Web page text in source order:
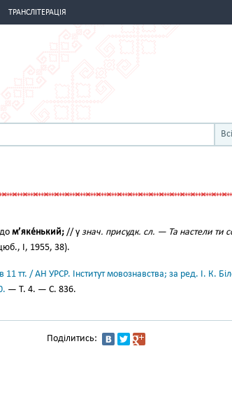
ТРАНСЛІТЕРАЦІЯ
м’яке́нький; // у знач. присудк. сл. — Та настели ти
І, 1955, 38).
11 тт. / АН УРСР. Інститут мовознавства; за ред. І. К.
— Т. 4. — С. 836.
Поділитись: